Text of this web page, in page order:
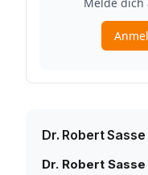
Dr. Robert Sasse
Dr. Robert Sasse